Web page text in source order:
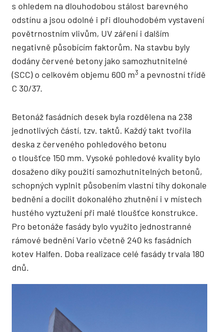
s ohledem na dlouhodobou stálost barevného
odstínu a jsou odolné i při dlouhodobém vystavení
povětrnostním vlivům, UV záření i dalším
negativně působícím faktorům. Na stavbu byly
dodány červené betony jako samozhutnitelné
(SCC) o celkovém objemu 600 m3 a pevnostní třídě
C 30/37.
Betonáž fasádních desek byla rozdělena na 238
jednotlivých částí, tzv. taktů. Každý takt tvořila
deska z červeného pohledového betonu
o tloušťce 150 mm. Vysoké pohledové kvality bylo
dosaženo díky použití samozhutnitelných betonů,
schopných vyplnit působením vlastní tíhy dokonale
bednění a docílit dokonalého zhutnění i v místech
hustého vyztužení při malé tloušťce konstrukce.
Pro betonáže fasády bylo využito jednostranné
rámové bednění Vario včetně 240 ks fasádních
kotev Halfen. Doba realizace celé fasády trvala 180
dnů.